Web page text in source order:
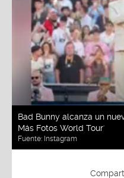
Bad Bunny alcanza un
Más Fotos World Tour'
Fuente: Instagram